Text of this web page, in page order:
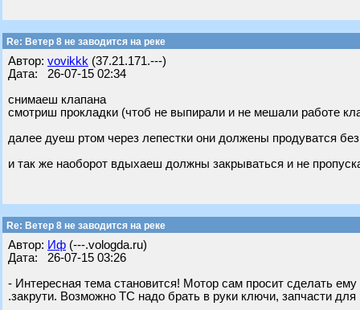
Re: Ветер 8 не заводится на реке
Автор: vovikkk (37.21.171.---)
Дата: 26-07-15 02:34
снимаеш клапана
смотриш прокладки (чтоб не выпирали и не мешали работе
далее дуеш ртом через лепестки они должены продуватся
и так же наоборот вдыхаеш должны закрываться и не
Re: Ветер 8 не заводится на реке
Автор: Иф (---.vologda.ru)
Дата: 26-07-15 03:26
- Интересная тема становится! Мотор сам просит сделать
.закрути. Возможно ТС надо брать в руки ключи, запчасти